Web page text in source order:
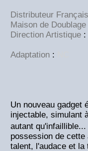
Distributeur Français
Maison de Doublage
Direction Artistique :
Didier
Adaptation :
Un nouveau gadget
injectable, simulant
autant
possession de
talent, l'audace et